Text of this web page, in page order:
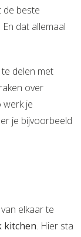
de beste
dat allemaal
delen met
over
je
je bijvoorbeeld
elkaar te
kitchen. Hier sta